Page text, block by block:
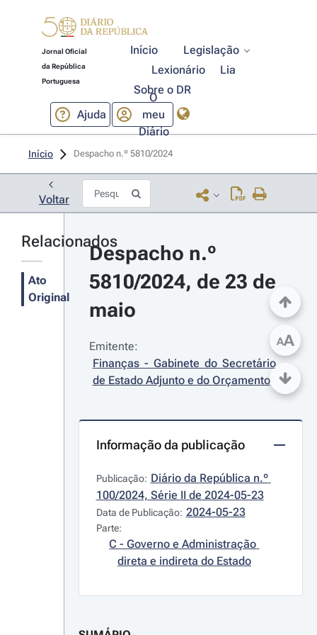
Jornal Oficial
da República
Portuguesa
Início
Legislação
Lexionário
Lia
Sobre o DR
Ajuda
O
meu
Diário
Início Despacho n.º 5810/2024
Voltar
Relacionados
Ato
Original
Despacho n.º
5810/2024, de 23 de
maio
Emitente:
Finanças - Gabinete do Secretário
de Estado Adjunto e do Orçamento
Informação da publicação
Publicação: Diário da República n.º
100/2024, Série II de 2024-05-23
Data de Publicação: 2024-05-23
Parte:
C - Governo e Administração
direta e indireta do Estado
AA